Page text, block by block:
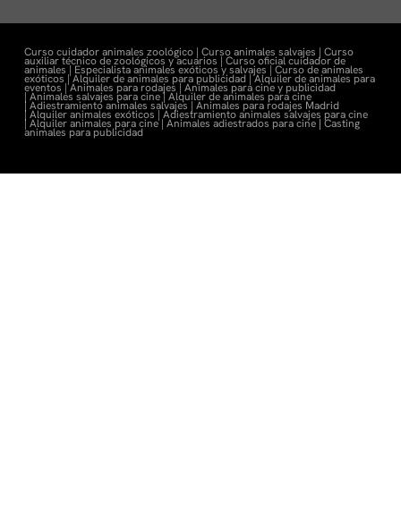
Curso cuidador animales zoológico | Curso animales salvajes | Curso
auxiliar técnico de zoológicos y acuarios | Curso oficial cuidador de
animales | Especialista animales exóticos y salvajes | Curso de animales
exóticos |Alquiler de animales para publicidad |Alquiler de animales para
eventos |Animales para rodajes | Animales para cine y publicidad
| Animales salvajes para cine | Alquiler de animales para cine
| Adiestramiento animales salvajes | Animales para rodajes Madrid
| Alquiler animales exóticos | Adiestramiento animales salvajes para cine
| Alquiler animales para cine | Animales adiestrados para cine| Casting
animales para publicidad